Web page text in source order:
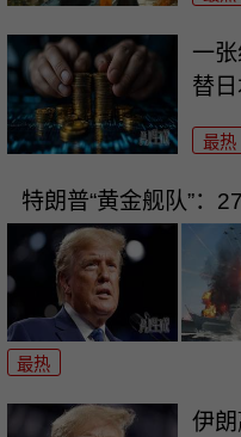
一
替日
最热
特朗普“黄金舰队”：
最热
伊